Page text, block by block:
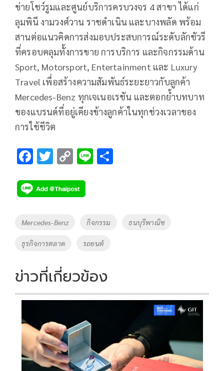
ข่ายโชว์รูมและศูนย์บริการครบวงจร 4 สาขา ได้แก่
ลุมพินี งามวงศ์วาน ราชดำเนิน และบางพลัด พร้อม
สานต่อแนวคิดการส่งมอบประสบการณ์ระดับลักชัวรี
ที่ครอบคลุมทั้งการขาย การบริการ และกิจกรรมด้าน
Sport, Motorsport, Entertainment และ Luxury
Travel เพื่อสร้างความสัมพันธ์ระยะยาวกับลูกค้า
Mercedes-Benz ทุกเจเนอเรชัน และตอกย้ำบทบาท
ของแบรนด์ที่อยู่เคียงข้างลูกค้าในทุกช่วงเวลาของ
การใช้ชีวิต
F
e
b
o
o
k
T
tt
er
C
p
y
Li
Tags
Mercedes-Benz กิจกรรม ธนบุรีพาณิช
ธุรกิจการตลาด รถยนต์
ข่าวที่เกี่ยวข้อง